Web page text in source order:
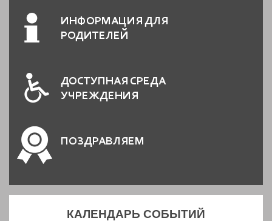
ИНФОРМАЦИЯ ДЛЯ
РОДИТЕЛЕЙ
ДОСТУПНАЯ СРЕДА
УЧРЕЖДЕНИЯ
ПОЗДРАВЛЯЕМ
КАЛЕНДАРЬ СОБЫТИЙ